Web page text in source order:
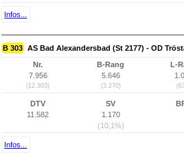
Infos...
B 303 AS Bad Alexandersbad (St 2177) - OD
Nr.
7.956
(12.303)
B-Rang
5.646
(3.270)
L-
DTV
11.582
SV
1.170
(10,1%)
Infos...